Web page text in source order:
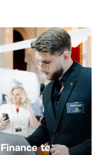
te